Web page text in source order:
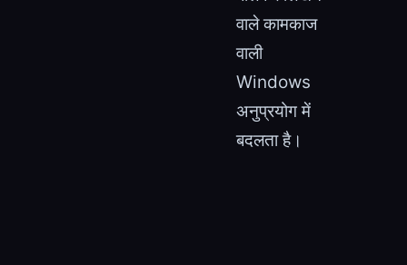
वाले कामकाज
वाली
Windows
अनुप्रयोग में
बदलता है।